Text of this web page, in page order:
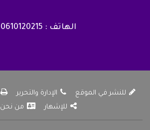
الهاتف : 0610120215
للنشر في الموقع الإدارة والتحرير
للإشهار
من نحن